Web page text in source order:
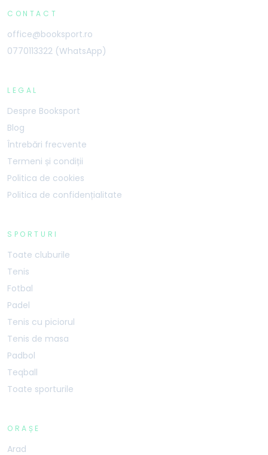
CONTACT
office@booksport.ro
0770113322 (WhatsApp)
LEGAL
Despre Booksport
Blog
Întrebări frecvente
Termeni și condiții
Politica de cookies
Politica de confidențialitate
SPORTURI
Toate cluburile
Tenis
Fotbal
Padel
Tenis cu piciorul
Tenis de masa
Padbol
Teqball
Toate sporturile
ORAȘE
Arad